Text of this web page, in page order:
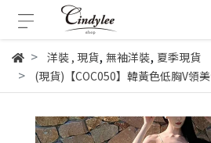
洋裝, 現貨, 無袖洋裝, 夏季現貨
(現貨)【COC050】韓黃色低胸V領